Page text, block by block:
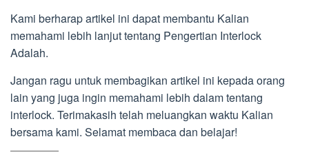
Kami berharap artikel ini dapat membantu Kalian
memahami lebih lanjut tentang Pengertian Interlock
Adalah.
Jangan ragu untuk membagikan artikel ini kepada orang
lain yang juga ingin memahami lebih dalam tentang
interlock. Terimakasih telah meluangkan waktu Kalian
bersama kami. Selamat membaca dan belajar!